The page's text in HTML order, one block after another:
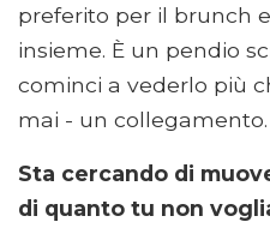
preferito per il brunch
insieme. È un pendio
cominci a vederlo più
mai - un collegamento.
Sta cercando di
di quanto tu non